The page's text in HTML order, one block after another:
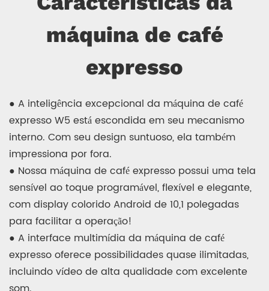
máquina de café
expresso
● A inteligência excepcional da máquina de café
expresso W5 está escondida em seu mecanismo
interno. Com seu design suntuoso, ela também
impressiona por fora.
● Nossa máquina de café expresso possui uma tela
sensível ao toque programável, flexível e elegante,
com display colorido Android de 10,1 polegadas
para facilitar a operação!
● A interface multimídia da máquina de café
expresso oferece possibilidades quase ilimitadas,
incluindo vídeo de alta qualidade com excelente